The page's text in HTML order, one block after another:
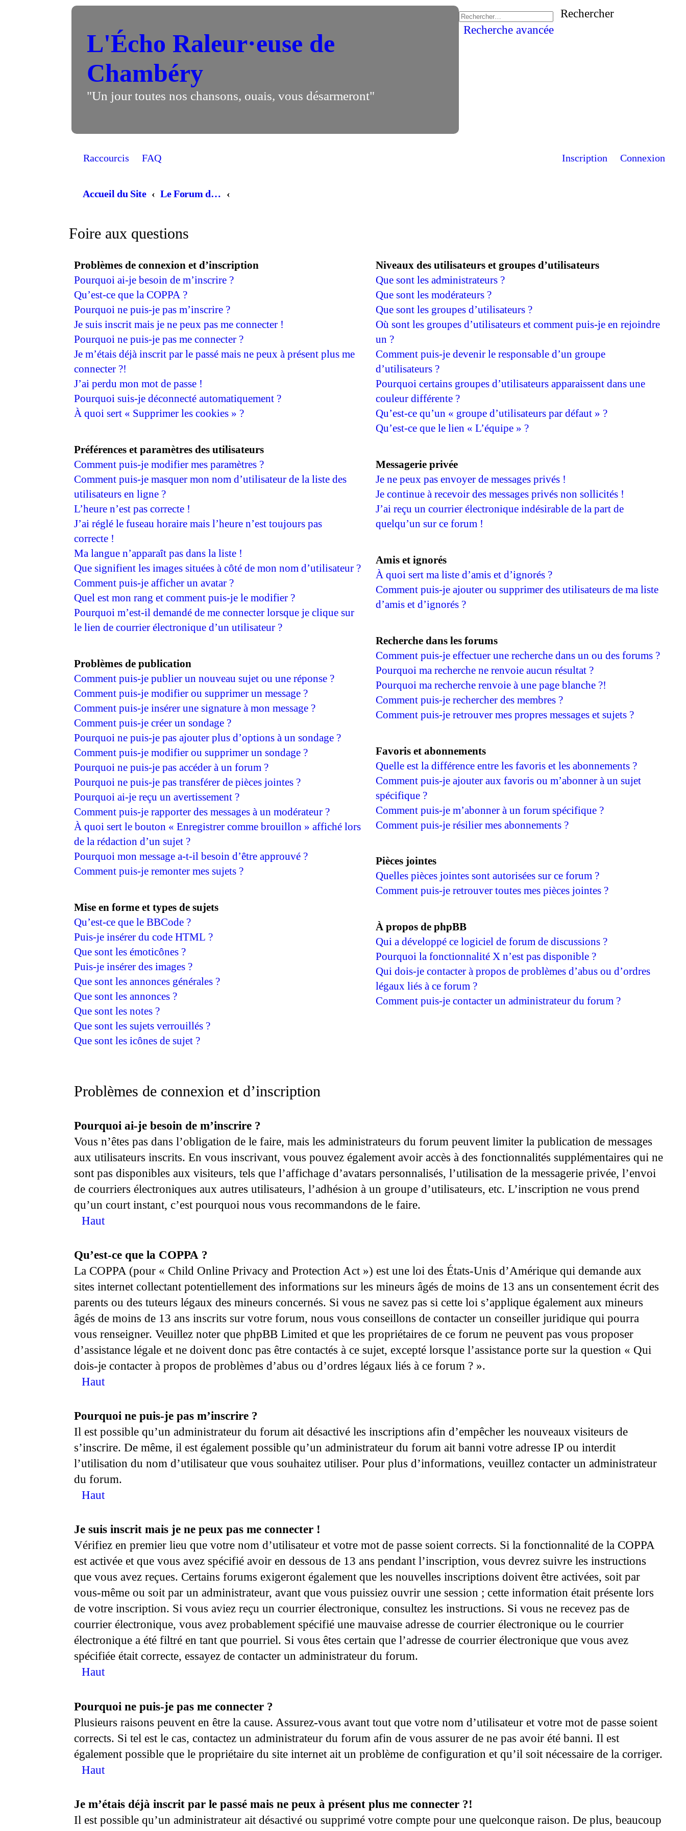
L'Écho Raleur·euse de
Chambéry
"Un jour toutes nos chansons, ouais, vous désarmeront"
Rechercher
Recherche avancée
Raccourcis FAQ Connexion
Inscription
Accueil du Site Le Forum de la chorale, Parlons chansons! (lorsque vous demandez à être inscrit il faut attendre... quelques heures, qu'un admin valide votre inscription)
Foire aux questions
Problèmes de connexion et d’inscription
Pourquoi ai-je besoin de m’inscrire ?
Qu’est-ce que la COPPA ?
Pourquoi ne puis-je pas m’inscrire ?
Je suis inscrit mais je ne peux pas me connecter !
Pourquoi ne puis-je pas me connecter ?
Je m’étais déjà inscrit par le passé mais ne peux à présent plus me
connecter ?!
J’ai perdu mon mot de passe !
Pourquoi suis-je déconnecté automatiquement ?
À quoi sert « Supprimer les cookies » ?
Préférences et paramètres des utilisateurs
Comment puis-je modifier mes paramètres ?
Comment puis-je masquer mon nom d’utilisateur de la liste des
utilisateurs en ligne ?
L’heure n’est pas correcte !
J’ai réglé le fuseau horaire mais l’heure n’est toujours pas
correcte !
Ma langue n’apparaît pas dans la liste !
Que signifient les images situées à côté de mon nom d’utilisateur ?
Comment puis-je afficher un avatar ?
Quel est mon rang et comment puis-je le modifier ?
Pourquoi m’est-il demandé de me connecter lorsque je clique sur
le lien de courrier électronique d’un utilisateur ?
Problèmes de publication
Comment puis-je publier un nouveau sujet ou une réponse ?
Comment puis-je modifier ou supprimer un message ?
Comment puis-je insérer une signature à mon message ?
Comment puis-je créer un sondage ?
Pourquoi ne puis-je pas ajouter plus d’options à un sondage ?
Comment puis-je modifier ou supprimer un sondage ?
Pourquoi ne puis-je pas accéder à un forum ?
Pourquoi ne puis-je pas transférer de pièces jointes ?
Pourquoi ai-je reçu un avertissement ?
Comment puis-je rapporter des messages à un modérateur ?
À quoi sert le bouton « Enregistrer comme brouillon » affiché lors
de la rédaction d’un sujet ?
Pourquoi mon message a-t-il besoin d’être approuvé ?
Comment puis-je remonter mes sujets ?
Mise en forme et types de sujets
Qu’est-ce que le BBCode ?
Puis-je insérer du code HTML ?
Que sont les émoticônes ?
Puis-je insérer des images ?
Que sont les annonces générales ?
Que sont les annonces ?
Que sont les notes ?
Que sont les sujets verrouillés ?
Que sont les icônes de sujet ?
Niveaux des utilisateurs et groupes d’utilisateurs
Que sont les administrateurs ?
Que sont les modérateurs ?
Que sont les groupes d’utilisateurs ?
Où sont les groupes d’utilisateurs et comment puis-je en rejoindre
un ?
Comment puis-je devenir le responsable d’un groupe
d’utilisateurs ?
Pourquoi certains groupes d’utilisateurs apparaissent dans une
couleur différente ?
Qu’est-ce qu’un « groupe d’utilisateurs par défaut » ?
Qu’est-ce que le lien « L’équipe » ?
Messagerie privée
Je ne peux pas envoyer de messages privés !
Je continue à recevoir des messages privés non sollicités !
J’ai reçu un courrier électronique indésirable de la part de
quelqu’un sur ce forum !
Amis et ignorés
À quoi sert ma liste d’amis et d’ignorés ?
Comment puis-je ajouter ou supprimer des utilisateurs de ma liste
d’amis et d’ignorés ?
Recherche dans les forums
Comment puis-je effectuer une recherche dans un ou des forums ?
Pourquoi ma recherche ne renvoie aucun résultat ?
Pourquoi ma recherche renvoie à une page blanche ?!
Comment puis-je rechercher des membres ?
Comment puis-je retrouver mes propres messages et sujets ?
Favoris et abonnements
Quelle est la différence entre les favoris et les abonnements ?
Comment puis-je ajouter aux favoris ou m’abonner à un sujet
spécifique ?
Comment puis-je m’abonner à un forum spécifique ?
Comment puis-je résilier mes abonnements ?
Pièces jointes
Quelles pièces jointes sont autorisées sur ce forum ?
Comment puis-je retrouver toutes mes pièces jointes ?
À propos de phpBB
Qui a développé ce logiciel de forum de discussions ?
Pourquoi la fonctionnalité X n’est pas disponible ?
Qui dois-je contacter à propos de problèmes d’abus ou d’ordres
légaux liés à ce forum ?
Comment puis-je contacter un administrateur du forum ?
Problèmes de connexion et d’inscription
Pourquoi ai-je besoin de m’inscrire ?
Vous n’êtes pas dans l’obligation de le faire, mais les administrateurs du forum peuvent limiter la publication de messages
aux utilisateurs inscrits. En vous inscrivant, vous pouvez également avoir accès à des fonctionnalités supplémentaires qui ne
sont pas disponibles aux visiteurs, tels que l’affichage d’avatars personnalisés, l’utilisation de la messagerie privée, l’envoi
de courriers électroniques aux autres utilisateurs, l’adhésion à un groupe d’utilisateurs, etc. L’inscription ne vous prend
qu’un court instant, c’est pourquoi nous vous recommandons de le faire.
Haut
Qu’est-ce que la COPPA ?
La COPPA (pour « Child Online Privacy and Protection Act ») est une loi des États-Unis d’Amérique qui demande aux
sites internet collectant potentiellement des informations sur les mineurs âgés de moins de 13 ans un consentement écrit des
parents ou des tuteurs légaux des mineurs concernés. Si vous ne savez pas si cette loi s’applique également aux mineurs
âgés de moins de 13 ans inscrits sur votre forum, nous vous conseillons de contacter un conseiller juridique qui pourra
vous renseigner. Veuillez noter que phpBB Limited et que les propriétaires de ce forum ne peuvent pas vous proposer
d’assistance légale et ne doivent donc pas être contactés à ce sujet, excepté lorsque l’assistance porte sur la question « Qui
dois-je contacter à propos de problèmes d’abus ou d’ordres légaux liés à ce forum ? ».
Haut
Pourquoi ne puis-je pas m’inscrire ?
Il est possible qu’un administrateur du forum ait désactivé les inscriptions afin d’empêcher les nouveaux visiteurs de
s’inscrire. De même, il est également possible qu’un administrateur du forum ait banni votre adresse IP ou interdit
l’utilisation du nom d’utilisateur que vous souhaitez utiliser. Pour plus d’informations, veuillez contacter un administrateur
du forum.
Haut
Je suis inscrit mais je ne peux pas me connecter !
Vérifiez en premier lieu que votre nom d’utilisateur et votre mot de passe soient corrects. Si la fonctionnalité de la COPPA
est activée et que vous avez spécifié avoir en dessous de 13 ans pendant l’inscription, vous devrez suivre les instructions
que vous avez reçues. Certains forums exigeront également que les nouvelles inscriptions doivent être activées, soit par
vous-même ou soit par un administrateur, avant que vous puissiez ouvrir une session ; cette information était présente lors
de votre inscription. Si vous aviez reçu un courrier électronique, consultez les instructions. Si vous ne recevez pas de
courrier électronique, vous avez probablement spécifié une mauvaise adresse de courrier électronique ou le courrier
électronique a été filtré en tant que pourriel. Si vous êtes certain que l’adresse de courrier électronique que vous avez
spécifiée était correcte, essayez de contacter un administrateur du forum.
Haut
Pourquoi ne puis-je pas me connecter ?
Plusieurs raisons peuvent en être la cause. Assurez-vous avant tout que votre nom d’utilisateur et votre mot de passe soient
corrects. Si tel est le cas, contactez un administrateur du forum afin de vous assurer de ne pas avoir été banni. Il est
également possible que le propriétaire du site internet ait un problème de configuration et qu’il soit nécessaire de la corriger.
Haut
Je m’étais déjà inscrit par le passé mais ne peux à présent plus me connecter ?!
Il est possible qu’un administrateur ait désactivé ou supprimé votre compte pour une quelconque raison. De plus, beaucoup